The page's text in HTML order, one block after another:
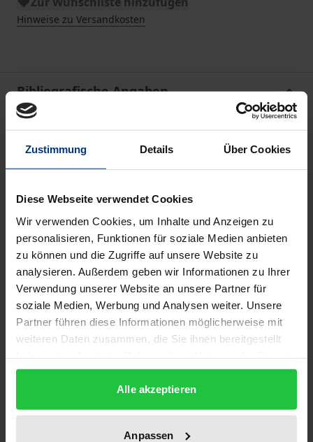
Zustimmung Details Über Cookies
Diese Webseite verwendet Cookies
Wir verwenden Cookies, um Inhalte und Anzeigen zu
personalisieren, Funktionen für soziale Medien anbieten
zu können und die Zugriffe auf unsere Website zu
analysieren. Außerdem geben wir Informationen zu Ihrer
Verwendung unserer Website an unsere Partner für
soziale Medien, Werbung und Analysen weiter. Unsere
Partner führen diese Informationen möglicherweise mit
weiteren Daten zusammen, die Sie ihnen bereitgestellt
gesammelt haben.
Alle akzeptieren
Anpassen
Hinweise zu Versandkosten
Bibliografische Angaben
1
ISBN
Untertitel
Zum Wandel der Familienstruktur in der zweiten
Lebenshälfte
Erscheinungsdatum
01.08.2004
Verlag